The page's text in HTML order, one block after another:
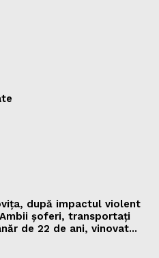
după impactul violent
șoferi, transportați
de 22 de ani, vinovat...